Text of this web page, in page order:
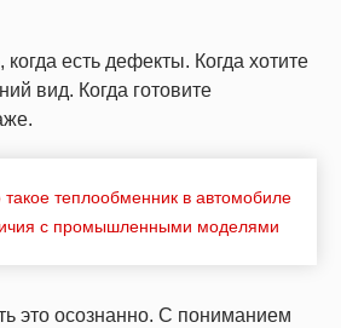
когда есть дефекты. Когда хотите
вид. Когда готовите
такое теплообменник в автомобиле
с промышленными моделями
это осознанно. С пониманием